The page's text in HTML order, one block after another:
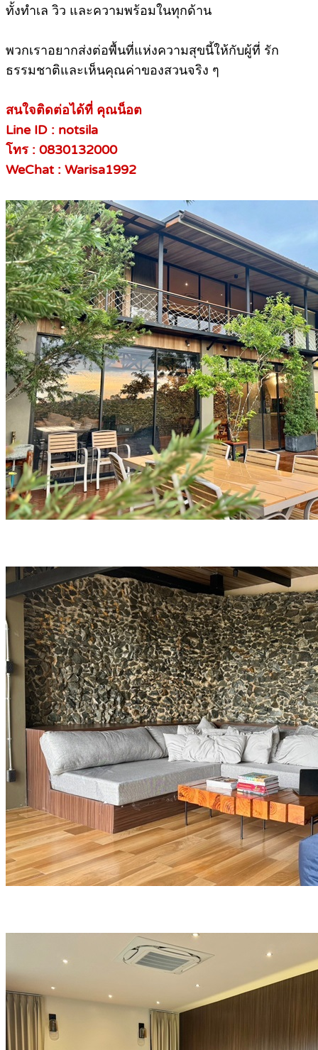
ทั้งทำเล วิว และความพร้อมในทุกด้าน
พวกเราอยากส่งต่อพื้นที่แห่งความสุขนี้ให้กับผู้ที่ รัก
ธรรมชาติและเห็นคุณค่าของสวนจริง ๆ
สนใจติดต่อได้ที่ คุณน็อต
Line ID : notsila
โทร : 0830132000
WeChat : Warisa1992